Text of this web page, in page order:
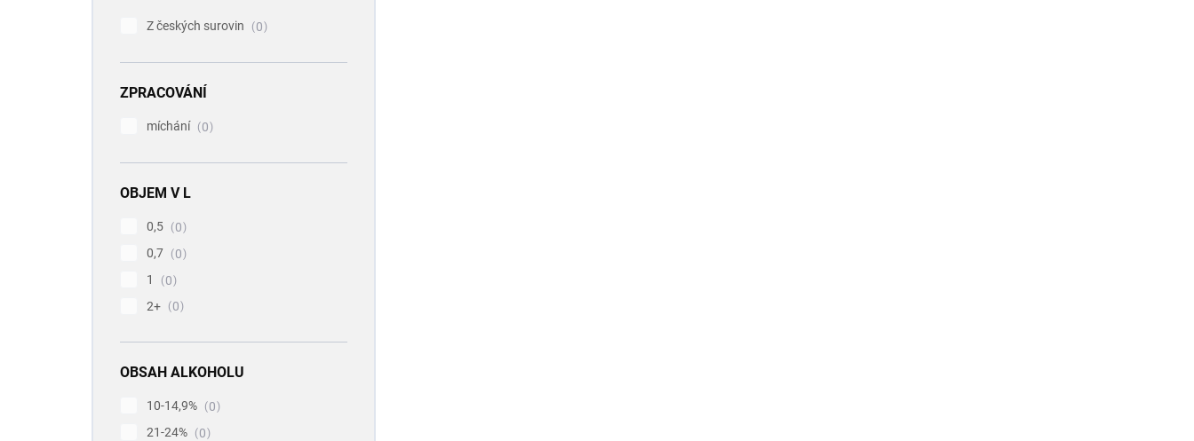
Z českých surovin 0
ZPRACOVÁNÍ
míchání 0
OBJEM V L
0,5
0
0,7
0
1
0
2+
0
OBSAH ALKOHOLU
10-14,9%
0
21-24%
0